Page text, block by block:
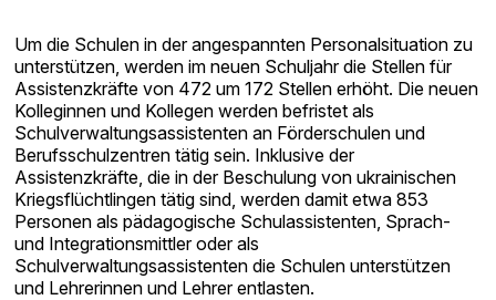
Um die Schulen in der angespannten Personalsituation zu
unterstützen, werden im neuen Schuljahr die Stellen für
Assistenzkräfte von 472 um 172 Stellen erhöht. Die neuen
Kolleginnen und Kollegen werden befristet als
Schulverwaltungsassistenten an Förderschulen und
Berufsschulzentren tätig sein. Inklusive der
Assistenzkräfte, die in der Beschulung von ukrainischen
Kriegsflüchtlingen tätig sind, werden damit etwa 853
Personen als pädagogische Schulassistenten, Sprach-
und Integrationsmittler oder als
Schulverwaltungsassistenten die Schulen unterstützen
und Lehrerinnen und Lehrer entlasten.